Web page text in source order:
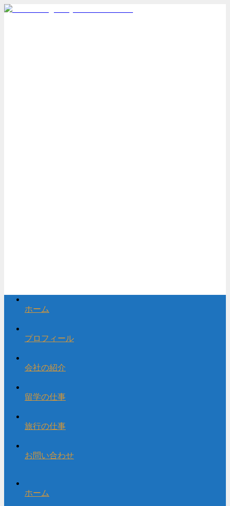
ホーム
プロフィール
会社の紹介
留学の仕事
旅行の仕事
お問い合わせ
ホーム